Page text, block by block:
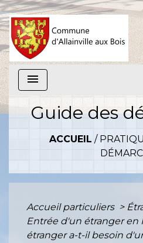
menu
Guide des
ACCUEIL /
Accueil particuliers >
Entrée d'un étranger en
étranger a-t-il besoin